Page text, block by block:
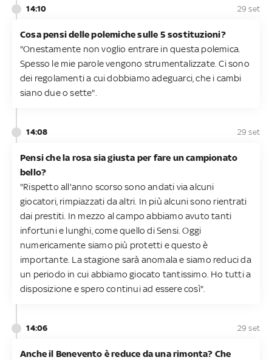
14:10 29 set
Cosa pensi delle polemiche sulle 5 sostituzioni?
"Onestamente non voglio entrare in questa polemica.
Spesso le mie parole vengono strumentalizzate. Ci sono
dei regolamenti a cui dobbiamo adeguarci, che i cambi
siano due o sette".
14:08 29 set
Pensi che la rosa sia giusta per fare un campionato
bello?
"Rispetto all'anno scorso sono andati via alcuni
giocatori, rimpiazzati da altri. In più alcuni sono rientrati
dai prestiti. In mezzo al campo abbiamo avuto tanti
infortuni e lunghi, come quello di Sensi. Oggi
numericamente siamo più protetti e questo è
importante. La stagione sarà anomala e siamo reduci da
un periodo in cui abbiamo giocato tantissimo. Ho tutti a
disposizione e spero continui ad essere così".
14:06 29 set
Anche il Benevento è reduce da una rimonta? Che